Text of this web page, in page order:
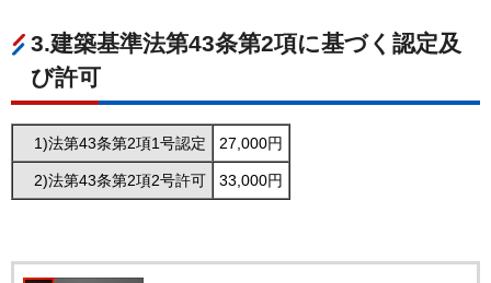
3.建築基準法第43条第2項に基づく認定及
び許可
1)法第43条第2項1号認定 27,000円
2)法第43条第2項2号許可 33,000円